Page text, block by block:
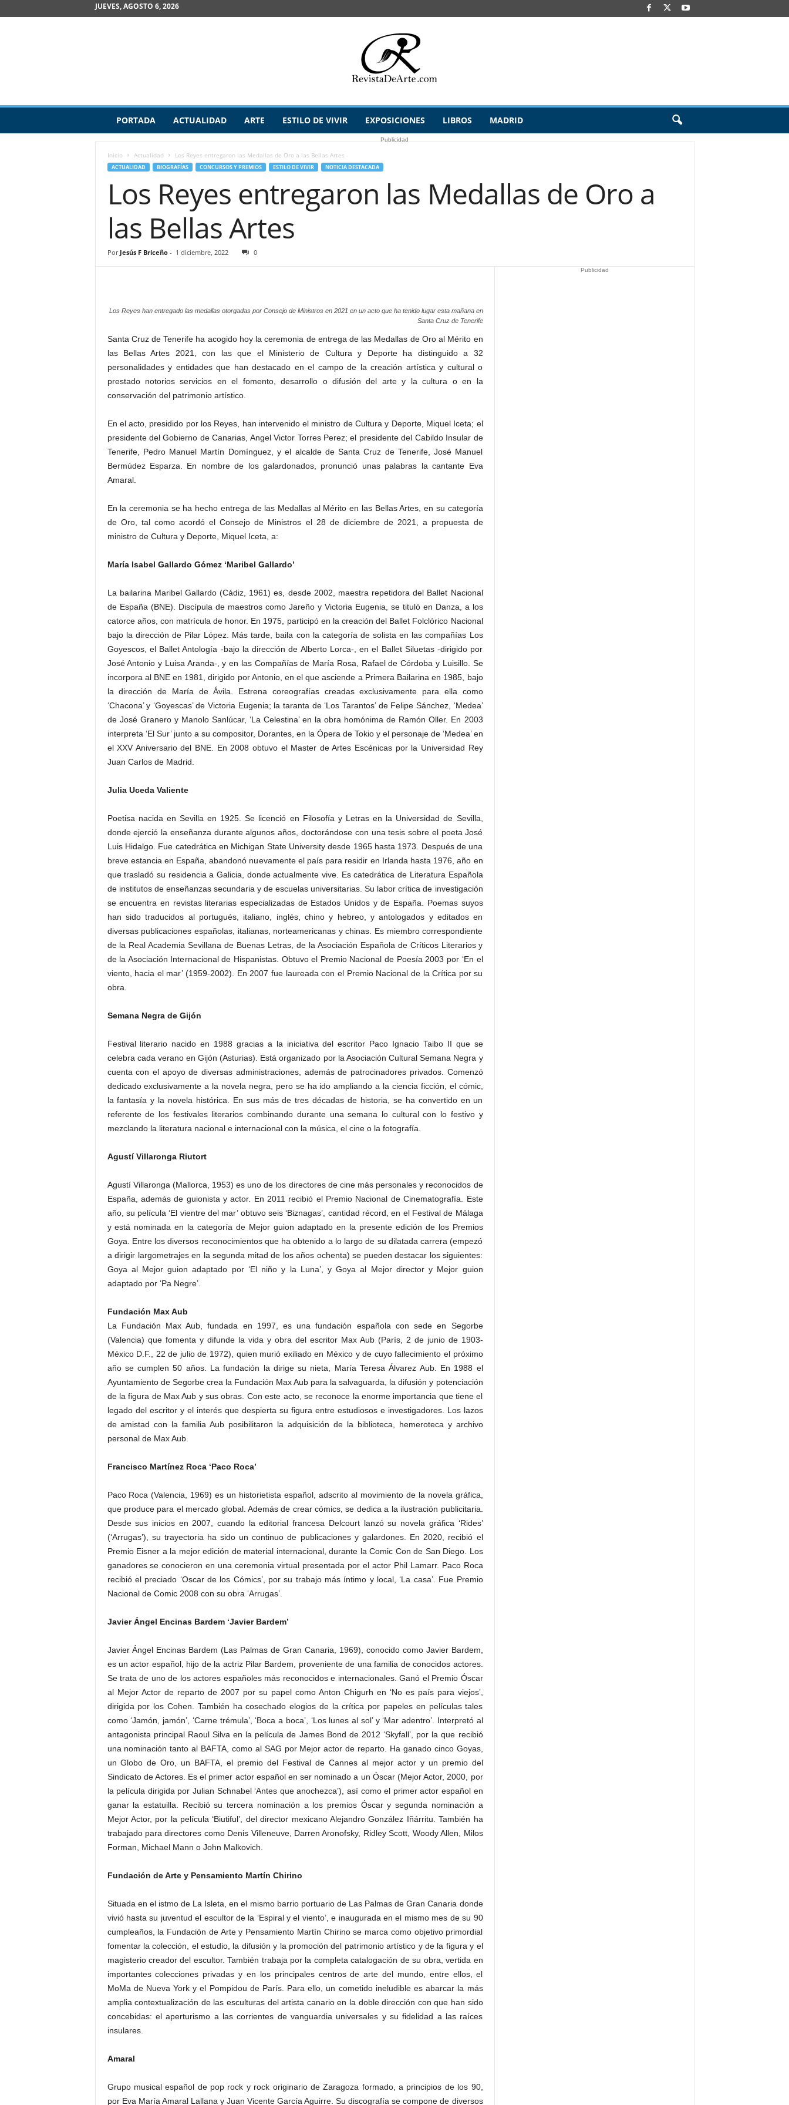
JUEVES, AGOSTO 6, 2026
v
PORTADA ACTUALIDAD ARTE ESTILO DE VIVIR EXPOSICIONES LIBROS MADRID
Publicidad
Inicio Actualidad Los Reyes entregaron las Medallas de Oro a las Bellas Artes
ACTUALIDAD BIOGRAFÍAS CONCURSOS Y PREMIOS ESTILO DE VIVIR NOTICIA DESTACADA
Los Reyes entregaron las Medallas de Oro a
las Bellas Artes
Por Jesús F Briceño- 1 diciembre, 2022 0
Los Reyes han entregado las medallas otorgadas por Consejo de Ministros en 2021 en un acto que ha tenido lugar esta mañana en
Santa Cruz de Tenerife
Santa Cruz de Tenerife ha acogido hoy la ceremonia de entrega de las Medallas de Oro al Mérito en
las Bellas Artes 2021, con las que el Ministerio de Cultura y Deporte ha distinguido a 32
personalidades y entidades que han destacado en el campo de la creación artística y cultural o
prestado notorios servicios en el fomento, desarrollo o difusión del arte y la cultura o en la
conservación del patrimonio artístico.
En el acto, presidido por los Reyes, han intervenido el ministro de Cultura y Deporte, Miquel Iceta; el
presidente del Gobierno de Canarias, Angel Victor Torres Perez; el presidente del Cabildo Insular de
Tenerife, Pedro Manuel Martín Domínguez, y el alcalde de Santa Cruz de Tenerife, José Manuel
Bermúdez Esparza. En nombre de los galardonados, pronunció unas palabras la cantante Eva
Amaral.
En la ceremonia se ha hecho entrega de las Medallas al Mérito en las Bellas Artes, en su categoría
de Oro, tal como acordó el Consejo de Ministros el 28 de diciembre de 2021, a propuesta de
ministro de Cultura y Deporte, Miquel Iceta, a:
María Isabel Gallardo Gómez ‘Maribel Gallardo’
La bailarina Maribel Gallardo (Cádiz, 1961) es, desde 2002, maestra repetidora del Ballet Nacional
de España (BNE). Discípula de maestros como Jareño y Victoria Eugenia, se tituló en Danza, a los
catorce años, con matrícula de honor. En 1975, participó en la creación del Ballet Folclórico Nacional
bajo la dirección de Pilar López. Más tarde, baila con la categoría de solista en las compañías Los
Goyescos, el Ballet Antología -bajo la dirección de Alberto Lorca-, en el Ballet Siluetas -dirigido por
José Antonio y Luisa Aranda-, y en las Compañías de María Rosa, Rafael de Córdoba y Luisillo. Se
incorpora al BNE en 1981, dirigido por Antonio, en el que asciende a Primera Bailarina en 1985, bajo
la dirección de María de Ávila. Estrena coreografías creadas exclusivamente para ella como
‘Chacona’ y ‘Goyescas’ de Victoria Eugenia; la taranta de ‘Los Tarantos’ de Felipe Sánchez, ‘Medea’
de José Granero y Manolo Sanlúcar, ‘La Celestina’ en la obra homónima de Ramón Oller. En 2003
interpreta ‘El Sur’ junto a su compositor, Dorantes, en la Ópera de Tokio y el personaje de ‘Medea’ en
el XXV Aniversario del BNE. En 2008 obtuvo el Master de Artes Escénicas por la Universidad Rey
Juan Carlos de Madrid.
Julia Uceda Valiente
Poetisa nacida en Sevilla en 1925. Se licenció en Filosofía y Letras en la Universidad de Sevilla,
donde ejerció la enseñanza durante algunos años, doctorándose con una tesis sobre el poeta José
Luis Hidalgo. Fue catedrática en Michigan State University desde 1965 hasta 1973. Después de una
breve estancia en España, abandonó nuevamente el país para residir en Irlanda hasta 1976, año en
que trasladó su residencia a Galicia, donde actualmente vive. Es catedrática de Literatura Española
de institutos de enseñanzas secundaria y de escuelas universitarias. Su labor crítica de investigación
se encuentra en revistas literarias especializadas de Estados Unidos y de España. Poemas suyos
han sido traducidos al portugués, italiano, inglés, chino y hebreo, y antologados y editados en
diversas publicaciones españolas, italianas, norteamericanas y chinas. Es miembro correspondiente
de la Real Academia Sevillana de Buenas Letras, de la Asociación Española de Críticos Literarios y
de la Asociación Internacional de Hispanistas. Obtuvo el Premio Nacional de Poesía 2003 por ‘En el
viento, hacia el mar’ (1959-2002). En 2007 fue laureada con el Premio Nacional de la Crítica por su
obra.
Semana Negra de Gijón
Festival literario nacido en 1988 gracias a la iniciativa del escritor Paco Ignacio Taibo II que se
celebra cada verano en Gijón (Asturias). Está organizado por la Asociación Cultural Semana Negra y
cuenta con el apoyo de diversas administraciones, además de patrocinadores privados. Comenzó
dedicado exclusivamente a la novela negra, pero se ha ido ampliando a la ciencia ficción, el cómic,
la fantasía y la novela histórica. En sus más de tres décadas de historia, se ha convertido en un
referente de los festivales literarios combinando durante una semana lo cultural con lo festivo y
mezclando la literatura nacional e internacional con la música, el cine o la fotografía.
Agustí Villaronga Riutort
Agustí Villaronga (Mallorca, 1953) es uno de los directores de cine más personales y reconocidos de
España, además de guionista y actor. En 2011 recibió el Premio Nacional de Cinematografía. Este
año, su película ‘El vientre del mar’ obtuvo seis ‘Biznagas’, cantidad récord, en el Festival de Málaga
y está nominada en la categoría de Mejor guion adaptado en la presente edición de los Premios
Goya. Entre los diversos reconocimientos que ha obtenido a lo largo de su dilatada carrera (empezó
a dirigir largometrajes en la segunda mitad de los años ochenta) se pueden destacar los siguientes:
Goya al Mejor guion adaptado por ‘El niño y la Luna’, y Goya al Mejor director y Mejor guion
adaptado por ‘Pa Negre’.
Fundación Max Aub
La Fundación Max Aub, fundada en 1997, es una fundación española con sede en Segorbe
(Valencia) que fomenta y difunde la vida y obra del escritor Max Aub (París, 2 de junio de 1903-
México D.F., 22 de julio de 1972), quien murió exiliado en México y de cuyo fallecimiento el próximo
año se cumplen 50 años. La fundación la dirige su nieta, María Teresa Álvarez Aub. En 1988 el
Ayuntamiento de Segorbe crea la Fundación Max Aub para la salvaguarda, la difusión y potenciación
de la figura de Max Aub y sus obras. Con este acto, se reconoce la enorme importancia que tiene el
legado del escritor y el interés que despierta su figura entre estudiosos e investigadores. Los lazos
de amistad con la familia Aub posibilitaron la adquisición de la biblioteca, hemeroteca y archivo
personal de Max Aub.
Francisco Martínez Roca ‘Paco Roca’
Paco Roca (Valencia, 1969) es un historietista español, adscrito al movimiento de la novela gráfica,
que produce para el mercado global. Además de crear cómics, se dedica a la ilustración publicitaria.
Desde sus inicios en 2007, cuando la editorial francesa Delcourt lanzó su novela gráfica ‘Rides’
(‘Arrugas’), su trayectoria ha sido un continuo de publicaciones y galardones. En 2020, recibió el
Premio Eisner a la mejor edición de material internacional, durante la Comic Con de San Diego. Los
ganadores se conocieron en una ceremonia virtual presentada por el actor Phil Lamarr. Paco Roca
recibió el preciado ‘Oscar de los Cómics’, por su trabajo más íntimo y local, ‘La casa’. Fue Premio
Nacional de Comic 2008 con su obra ‘Arrugas’.
Javier Ángel Encinas Bardem ‘Javier Bardem’
Javier Ángel Encinas Bardem (Las Palmas de Gran Canaria, 1969), conocido como Javier Bardem,
es un actor español, hijo de la actriz Pilar Bardem, proveniente de una familia de conocidos actores.
Se trata de uno de los actores españoles más reconocidos e internacionales. Ganó el Premio Óscar
al Mejor Actor de reparto de 2007 por su papel como Anton Chigurh en ‘No es país para viejos’,
dirigida por los Cohen. También ha cosechado elogios de la crítica por papeles en películas tales
como ‘Jamón, jamón’, ‘Carne trémula’, ‘Boca a boca’, ‘Los lunes al sol’ y ‘Mar adentro’. Interpretó al
antagonista principal Raoul Silva en la película de James Bond de 2012 ‘Skyfall’, por la que recibió
una nominación tanto al BAFTA, como al SAG por Mejor actor de reparto. Ha ganado cinco Goyas,
un Globo de Oro, un BAFTA, el premio del Festival de Cannes al mejor actor y un premio del
Sindicato de Actores. Es el primer actor español en ser nominado a un Óscar (Mejor Actor, 2000, por
la película dirigida por Julian Schnabel ‘Antes que anochezca’), así como el primer actor español en
ganar la estatuilla. Recibió su tercera nominación a los premios Óscar y segunda nominación a
Mejor Actor, por la película ‘Biutiful’, del director mexicano Alejandro González Iñárritu. También ha
trabajado para directores como Denis Villeneuve, Darren Aronofsky, Ridley Scott, Woody Allen, Milos
Forman, Michael Mann o John Malkovich.
Fundación de Arte y Pensamiento Martín Chirino
Situada en el istmo de La Isleta, en el mismo barrio portuario de Las Palmas de Gran Canaria donde
vivió hasta su juventud el escultor de la ‘Espiral y el viento’, e inaugurada en el mismo mes de su 90
cumpleaños, la Fundación de Arte y Pensamiento Martín Chirino se marca como objetivo primordial
fomentar la colección, el estudio, la difusión y la promoción del patrimonio artístico y de la figura y el
magisterio creador del escultor. También trabaja por la completa catalogación de su obra, vertida en
importantes colecciones privadas y en los principales centros de arte del mundo, entre ellos, el
MoMa de Nueva York y el Pompidou de París. Para ello, un cometido ineludible es abarcar la más
amplia contextualización de las esculturas del artista canario en la doble dirección con que han sido
concebidas: el aperturismo a las corrientes de vanguardia universales y su fidelidad a las raíces
insulares.
Amaral
Grupo musical español de pop rock y rock originario de Zaragoza formado, a principios de los 90,
por Eva María Amaral Lallana y Juan Vicente García Aguirre. Su discografía se compone de diversos
Publicidad